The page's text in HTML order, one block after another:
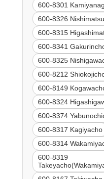
600-8301
600-8326
600-8315
600-8341
600-8325
600-8212
600-8149
600-8324
600-8374
600-8317 Kagiyacho
600-8314
600-8319